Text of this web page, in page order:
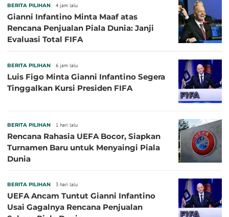
BERITA PILIHAN 4 jam lalu
Gianni Infantino Minta Maaf atas
Rencana Penjualan Piala Dunia: Janji
Evaluasi Total FIFA
BERITA PILIHAN 6 jam lalu
Luis Figo Minta Gianni Infantino Segera
Tinggalkan Kursi Presiden FIFA
BERITA PILIHAN 1 hari lalu
Rencana Rahasia UEFA Bocor, Siapkan
Turnamen Baru untuk Menyaingi Piala
Dunia
BERITA PILIHAN 3 hari lalu
UEFA Ancam Tuntut Gianni Infantino
Usai Gagalnya Rencana Penjualan